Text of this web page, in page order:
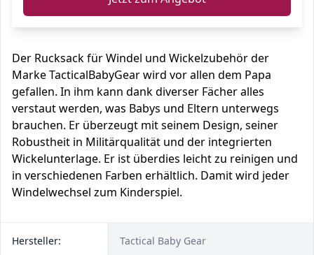
Der Rucksack für Windel und Wickelzubehör der
Marke TacticalBabyGear wird vor allen dem Papa
gefallen. In ihm kann dank diverser Fächer alles
verstaut werden, was Babys und Eltern unterwegs
brauchen. Er überzeugt mit seinem Design, seiner
Robustheit in Militärqualität und der integrierten
Wickelunterlage. Er ist überdies leicht zu reinigen und
in verschiedenen Farben erhältlich. Damit wird jeder
Windelwechsel zum Kinderspiel.
Hersteller: Tactical Baby Gear